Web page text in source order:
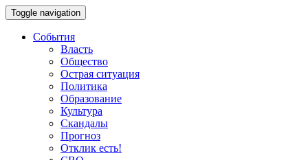
Toggle navigation
События
Власть
Общество
Острая ситуация
Политика
Образование
Культура
Скандалы
Прогноз
Отклик есть!